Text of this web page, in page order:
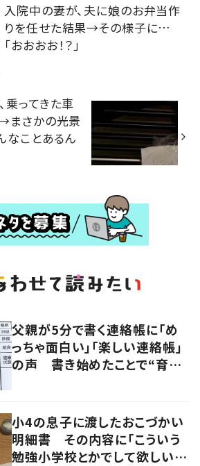
入院中の妻が、夫に娘のお弁当作
りを任せた結果→その様子に…
「おおおお！？」
乗ってきた車
さかの光景
なことあるん
父親が5分で書く連絡帳に「め
っちゃ面白い」「楽しい連絡帳」
の声 書き始めたことで“育児
小4の息子に渡したおこづかい
明細書 その内容に「こういう
勉強小学校とかでして欲しい」